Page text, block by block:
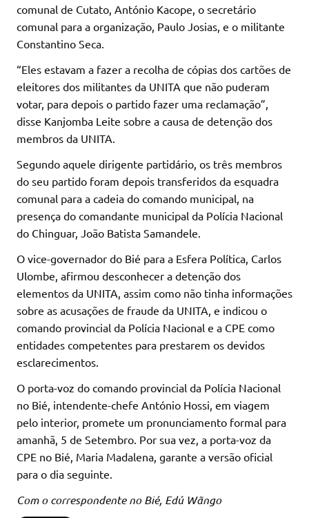
comunal de Cutato, António Kacope, o secretário
comunal para a organização, Paulo Josias, e o militante
Constantino Seca.
“Eles estavam a fazer a recolha de cópias dos cartões de
eleitores dos militantes da UNITA que não puderam
votar, para depois o partido fazer uma reclamação”,
disse Kanjomba Leite sobre a causa de detenção dos
membros da UNITA.
Segundo aquele dirigente partidário, os três membros
do seu partido foram depois transferidos da esquadra
comunal para a cadeia do comando municipal, na
presença do comandante municipal da Polícia Nacional
do Chinguar, João Batista Samandele.
O vice-governador do Bié para a Esfera Política, Carlos
Ulombe, afirmou desconhecer a detenção dos
elementos da UNITA, assim como não tinha informações
sobre as acusações de fraude da UNITA, e indicou o
comando provincial da Polícia Nacional e a CPE como
entidades competentes para prestarem os devidos
esclarecimentos.
O porta-voz do comando provincial da Polícia Nacional
no Bié, intendente-chefe António Hossi, em viagem
pelo interior, promete um pronunciamento formal para
amanhã, 5 de Setembro. Por sua vez, a porta-voz da
CPE no Bié, Maria Madalena, garante a versão oficial
para o dia seguinte.
Com o correspondente no Bié, Edú Wãngo